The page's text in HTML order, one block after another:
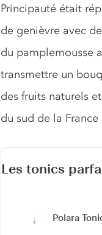
Principauté était
de genièvre avec
du pamplemousse
transmettre un
des fruits naturels
du sud de la
Les tonics
Polara